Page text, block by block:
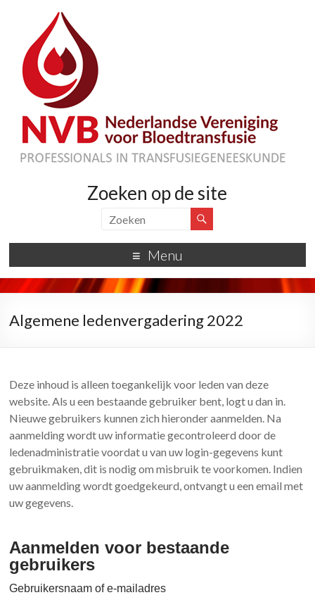
Zoeken op de site
Menu
Algemene ledenvergadering 2022
Deze inhoud is alleen toegankelijk voor leden van deze
website. Als u een bestaande gebruiker bent, logt u dan in.
Nieuwe gebruikers kunnen zich hieronder aanmelden. Na
aanmelding wordt uw informatie gecontroleerd door de
ledenadministratie voordat u van uw login-gegevens kunt
gebruikmaken, dit is nodig om misbruik te voorkomen. Indien
uw aanmelding wordt goedgekeurd, ontvangt u een email met
uw gegevens.
Aanmelden voor bestaande
gebruikers
Gebruikersnaam of e-mailadres